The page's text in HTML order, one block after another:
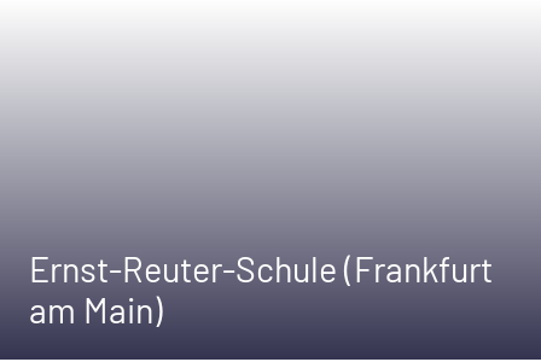
Ernst-Reuter-Schule (Frankfurt
am Main)